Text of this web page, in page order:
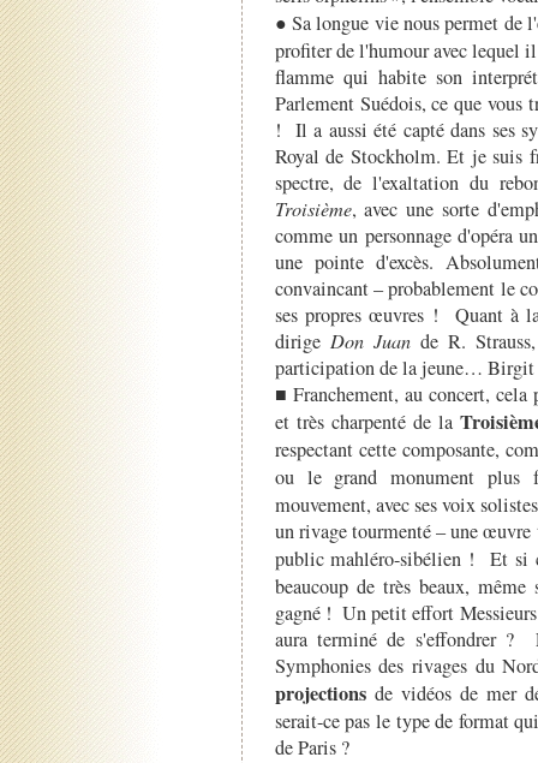
● Sa longue vie nous permet de
profiter de l'humour avec lequel
flamme qui habite son
Parlement Suédois, ce que vous
! Il a aussi été capté dans ses
Royal de Stockholm. Et je suis
spectre, de l'exaltation du
Troisième, avec une sorte
comme un personnage d'opéra
une pointe d'excès.
convaincant – probablement le
ses propres œuvres ! Quant à
dirige Don Juan de R.
participation de la jeune…
■ Franchement, au concert,
et très charpenté de la
respectant cette composante,
ou le grand monument
mouvement, avec ses voix
un rivage tourmenté – une
public mahléro-sibélien ! Et si
beaucoup de très beaux,
gagné ! Un petit effort
aura terminé de s'effondrer ?
Symphonies des rivages du
projectionsde vidéos de mer
serait-ce pas le type de format
de Paris ?